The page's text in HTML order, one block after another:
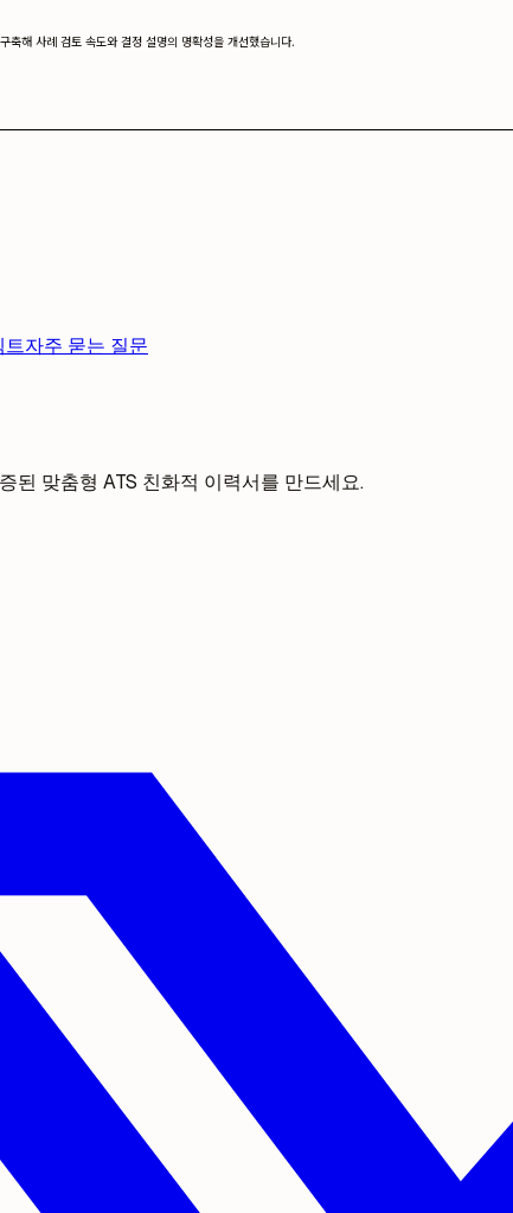
해 사례 검토 속도와 결정 설명의 명확성을 개선했습니다.
트자주 묻는 질문
된 맞춤형 ATS 친화적 이력서를 만드세요.